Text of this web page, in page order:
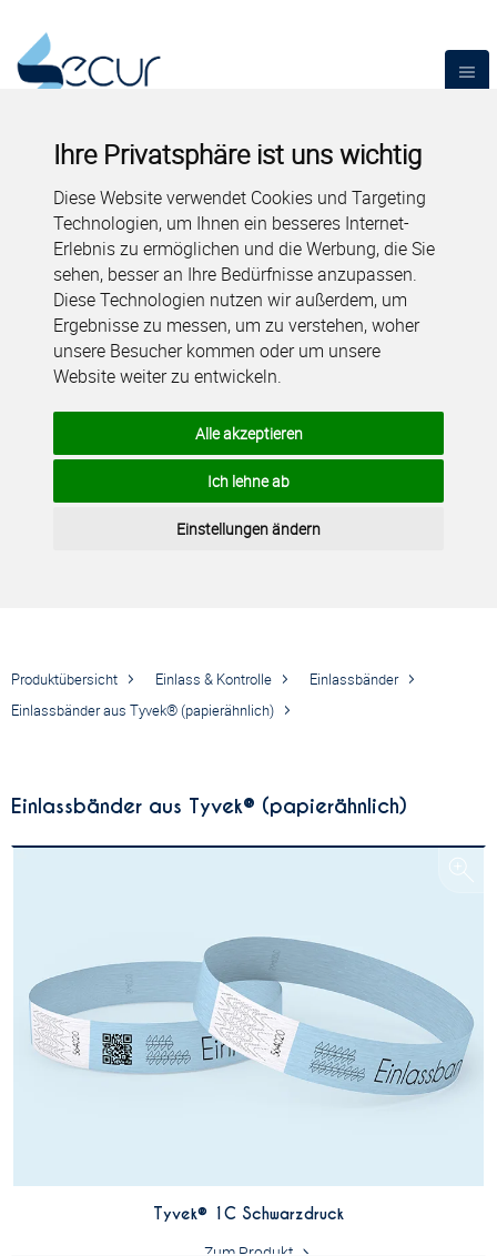
Ihre Privatsphäre ist uns wichtig
Diese Website verwendet Cookies und Targeting
Technologien, um Ihnen ein besseres Internet-
Erlebnis zu ermöglichen und die Werbung, die Sie
sehen, besser an Ihre Bedürfnisse anzupassen.
Diese Technologien nutzen wir außerdem, um
Ergebnisse zu messen, um zu verstehen, woher
unsere Besucher kommen oder um unsere
Website weiter zu entwickeln.
Alle akzeptieren
Ich lehne ab
Einstellungen ändern
Produktübersicht Einlass & Kontrolle
Einlassbänder
Einlassbänder aus Tyvek® (papierähnlich)
Einlassbänder aus Tyvek® (papierähnlich)
Tyvek® 1C Schwarzdruck
Zum Produkt